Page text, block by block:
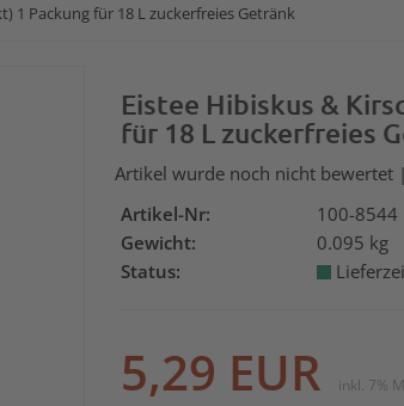
1 Packung für 18 L zuckerfreies Getränk
Eistee Hibiskus &
für 18 L zuckerfreies
Artikel wurde noch nicht bewertet |
Artikel-Nr:
100-8544
Gewicht:
0.095 kg
Status:
5,29 EUR inkl. 7%